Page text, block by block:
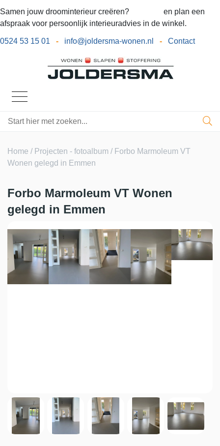
Samen jouw droominterieur creëren?
en plan een
afspraak voor persoonlijk interieuradvies in de winkel.
0524 53 15 01 - info@joldersma-wonen.nl - Contact
Home / Projecten - fotoalbum / Forbo Marmoleum VT
Wonen gelegd in Emmen
Forbo Marmoleum VT Wonen
gelegd in Emmen